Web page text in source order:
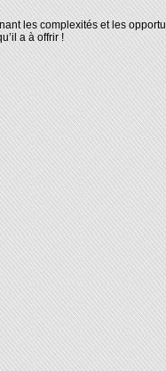
les complexités et les
a à offrir !